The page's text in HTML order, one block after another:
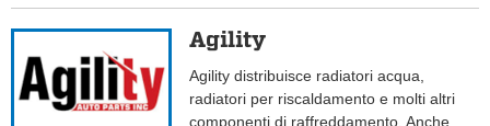
Agility
Agility distribuisce radiatori acqua,
radiatori per riscaldamento e molti altri
componenti di raffreddamento. Anche